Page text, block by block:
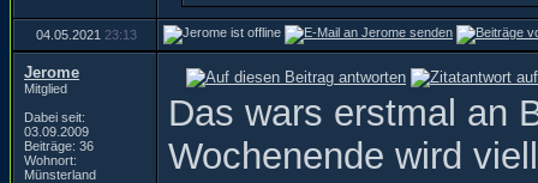
04.05.2021 23:13
Jerome
Mitglied
Dabei seit:
03.09.2009
Beiträge: 36
Wohnort:
Münsterland
Das wars erstmal an
Wochenende wird